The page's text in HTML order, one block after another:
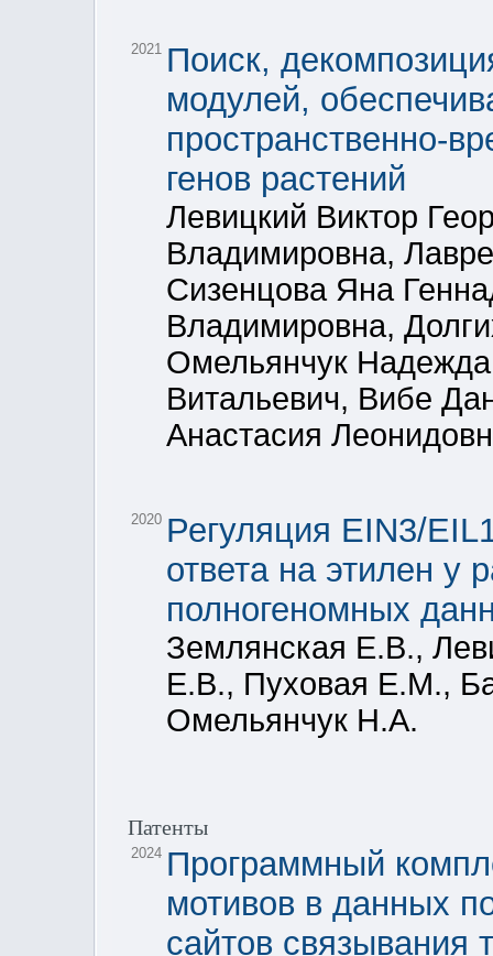
2021 Поиск,
модулей,
пространственно-
генов растений
Левицкий Виктор
Владимировна,
Сизенцова Яна
Владимировна,
Омельянчук
Витальевич, Вибе
Анастасия
2020 Регуляция EIN3/
ответа на этилен у
полногеномных
Землянская Е.В.,
Е.В., Пуховая Е.М.,
Омельянчук Н.А.
Патенты
2024 Программный
мотивов в данных
сайтов связывания